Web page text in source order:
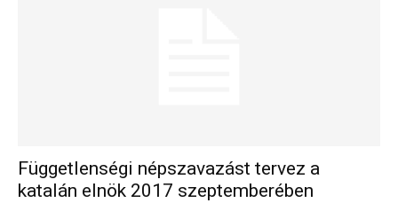
Függetlenségi népszavazást tervez a
katalán elnök 2017 szeptemberében